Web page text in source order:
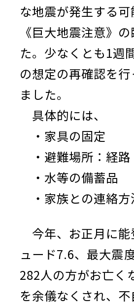
な地震が発生する
《巨大地震注意》
た。少なくとも1週
の想定の再確認を
ました。
具体的には、
・家具の固定
・避難場所：経路
・水等の備蓄品
・家族との連絡
今年、お正月に
ュード7.6、最大震
282人の方がお亡く
を余儀なくされ、